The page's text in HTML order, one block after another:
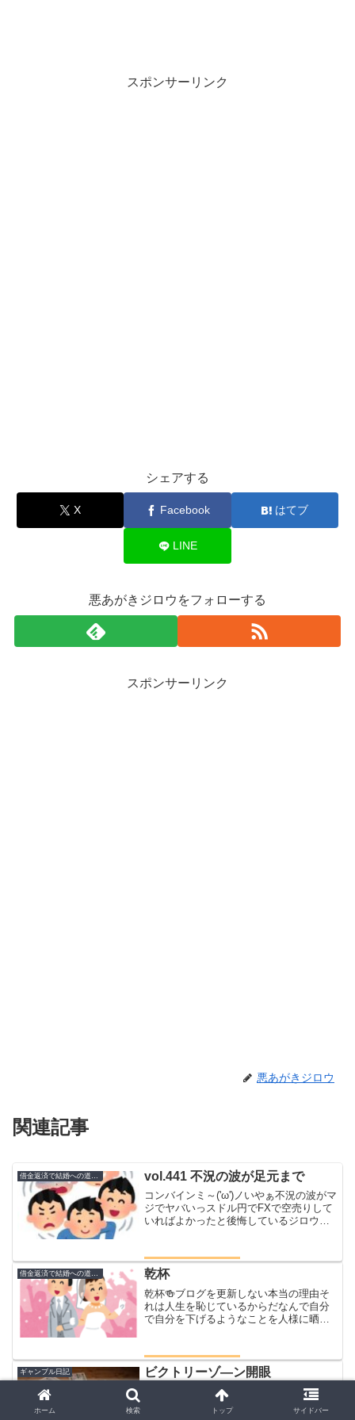
スポンサーリンク
シェアする
X Facebook はてブ
LINE
悪あがきジロウをフォローする
スポンサーリンク
悪あがきジロウ
関連記事
vol.441 不況の波が足元まで
コンバインミ～('ω')ノいやぁ不況の波がマ
ジでヤバいっスドル円でFXで空売りして
いればよかったと後悔しているジロウで
小銭のほうが心配でならない( ；∀；)なん
なんだこれ...
借金返済で結婚への道のり 乾杯
乾杯🍻ブログを更新しない本当の理由そ
れは人生を恥じているからだなんで自分
で自分を下げるようなことを人様に晒さ
に高く舞い上がろうとジャンプしたら墜
落して地面にめり込んでお...
ギャンブル日記 ビクトリーゾ―ン開眼
いや～どうしようもう肉を見たくないビ
クトリーゾ―ン開眼地獄を生きている今
月の支払いに困窮する日々それも本当に
ホーム 検索 トップ サイドバー